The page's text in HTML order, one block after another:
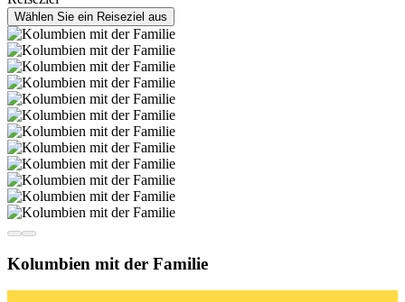
Wählen Sie ein Reiseziel aus
Kolumbien mit der Familie